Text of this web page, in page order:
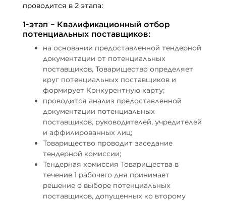
проводится в 2 этапа:
1-этап – Квалификационный отбор
потенциальных поставщиков:
на основании предоставленной тендерной
документации от потенциальных
поставщиков, Товарищество определяет
круг потенциальных поставщиков и
формирует Конкурентную карту;
проводится анализ предоставленной
документации потенциальных
поставщиков, руководителей, учредителей
и аффилированных лиц;
Товарищество проводит заседание
тендерной комиссии;
Тендерная комиссия Товарищества в
течение 1 рабочего дня принимает
решение о выборе потенциальных
поставщиков, допущенных ко второму